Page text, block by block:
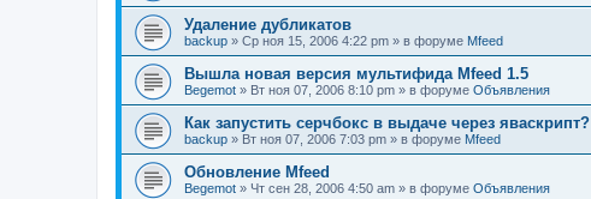
Удаление дубликатов
backup » Ср ноя 15, 2006 4:22 pm » в форуме Mfeed
Вышла новая версия мультифида Mfeed 1.5
Begemot » Вт ноя 07, 2006 8:10 pm » в форуме Объявления
Как запустить серчбокс в выдаче через яваскрипт?
backup » Вт ноя 07, 2006 7:03 pm » в форуме Mfeed
Обновление Mfeed
Begemot » Чт сен 28, 2006 4:50 am » в форуме Объявления